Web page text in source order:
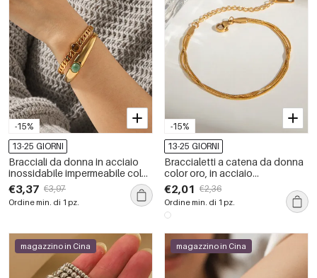
-15%
13-25 GIORNI
Bracciali da donna in acciaio
inossidabile impermeabile color
oro con pietre naturali
€3,37 €3,97
Ordine min. di 1 pz.
-15%
13-25 GIORNI
Braccialetti a catena da donna
color oro, in acciaio
inossidabile, impermeabili,
eleganti e delicati, 1 pezzo
€2,01 €2,36
Ordine min. di 1 pz.
magazzino in Cina magazzino in Cina